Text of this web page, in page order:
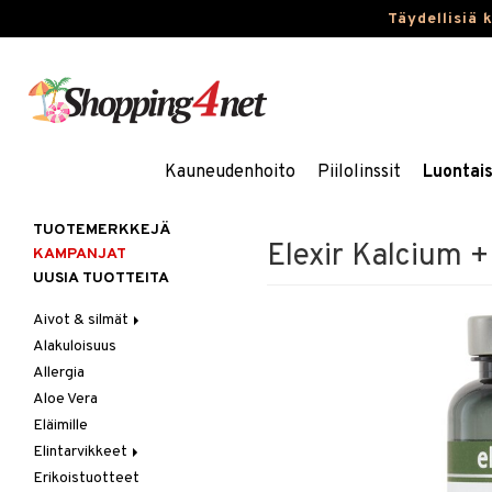
Täydellisiä
Kauneudenhoito Piilolinssit
Elexir Kalcium
TUOTEMERKKEJÄ
KAMPANJAT
UUSIA TUOTTEITA
Aivot & silmät
Muisti
Rasvahapot
Silmät
Alakuloisuus
Allergia
Aloe Vera
Eläimille
Elintarvikkeet
Hedelmät & pähkinät
Erikoistuotteet